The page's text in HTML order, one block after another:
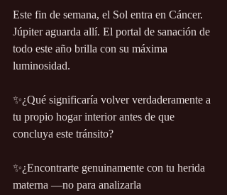
Este fin de semana, el Sol entra en Cáncer.
Júpiter aguarda allí. El portal de sanación de
todo este año brilla con su máxima
luminosidad.
✨¿Qué significaría volver verdaderamente a
tu propio hogar interior antes de que
concluya este tránsito?
✨¿Encontrarte genuinamente con tu herida
materna —no para analizarla